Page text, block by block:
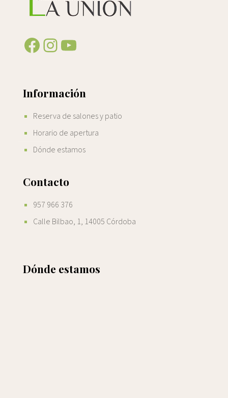
Facebook
Instagram
YouTube
Información
Reserva de salones y patio
Horario de apertura
Dónde estamos
Contacto
957 966 376
Calle Bilbao, 1, 14005 Córdoba
Dónde estamos